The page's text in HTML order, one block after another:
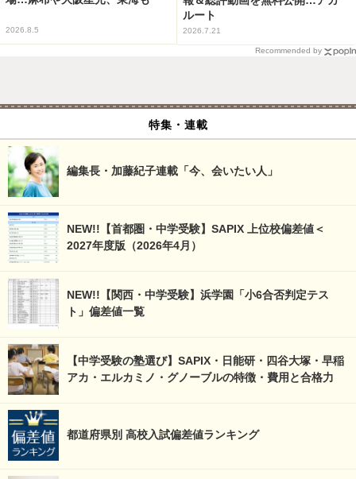
2026.8.5
ルート
2026.7.21
Recommended by
特集・連載
編集長・加藤紀子連載「今、会いたい人」
NEW!!【首都圏・中学受験】SAPIX 上位校偏差値＜
2027年度版（2026年4月）
NEW!!【関西・中学受験】浜学園「小6合否判定テス
ト」偏差値一覧
【中学受験の塾選び】SAPIX・日能研・四谷大塚・早稲
アカ・エルカミノ・グノーブルの特徴・費用と合格力
都道府県別 高校入試偏差値ランキング